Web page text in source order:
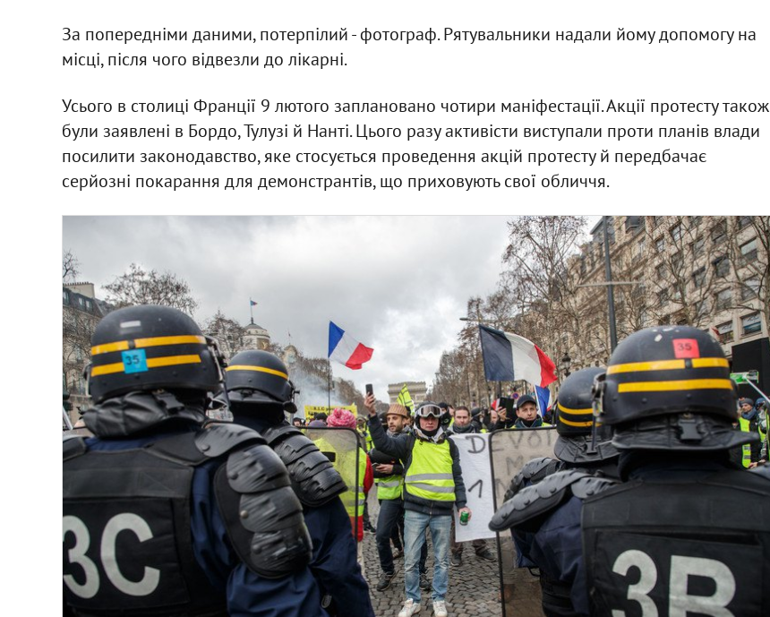
За попередніми даними, потерпілий - фотограф. Рятувальники надали йому допомогу на
місці, після чого відвезли до лікарні.
Усього в столиці Франції 9 лютого заплановано чотири маніфестації. Акції протесту також
були заявлені в Бордо, Тулузі й Нанті. Цього разу активісти виступали проти планів влади
посилити законодавство, яке стосується проведення акцій протесту й передбачає
серйозні покарання для демонстрантів, що приховують свої обличчя.